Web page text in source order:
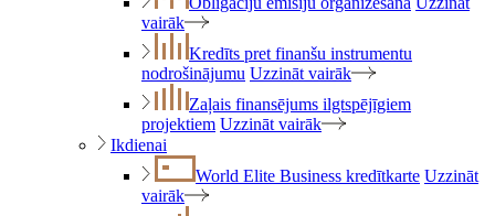
vairāk
Kredīts pret finanšu instrumentu
nodrošinājumu Uzzināt vairāk
Zaļais finansējums ilgtspējīgiem
projektiem Uzzināt vairāk
Ikdienai
World Elite Business kredītkarte Uzzināt
vairāk